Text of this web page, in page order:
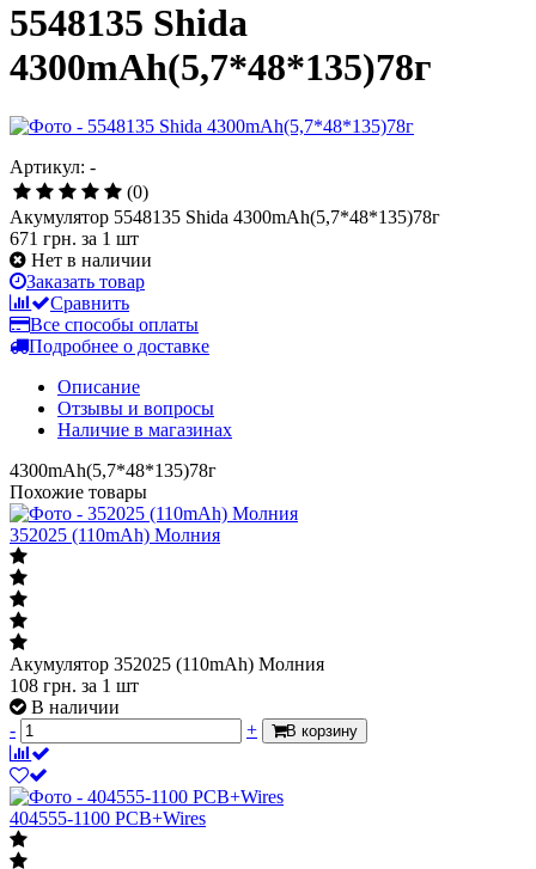
5548135 Shida
4300mAh(5,7*48*135)78г
Артикул: -
(0)
Акумулятор 5548135 Shida 4300mAh(5,7*48*135)78г
671 грн. за 1 шт
Нет в наличии
Заказать товар
Сравнить
Все способы оплаты
Подробнее о доставке
Описание
Отзывы и вопросы
Наличие в магазинах
4300mAh(5,7*48*135)78г
Похожие товары
352025 (110mAh) Молния
Акумулятор 352025 (110mAh) Молния
108 грн. за 1 шт
В наличии
-
+ В корзину
404555-1100 PCB+Wires